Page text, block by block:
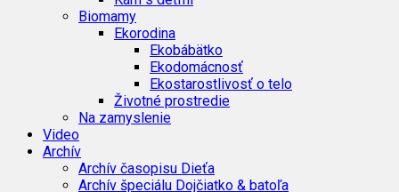
Biomamy
Ekorodina
Ekobábätko
Ekodomácnosť
Ekostarostlivosť o telo
Životné prostredie
Na zamyslenie
Video
Archív
Archív časopisu Dieťa
Archív špeciálu Dojčiatko & batoľa